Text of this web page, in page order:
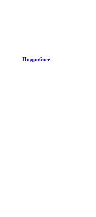
Подробнее